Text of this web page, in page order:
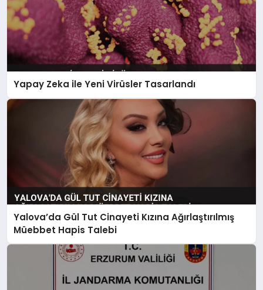
Yapay Zeka ile Yeni Virüsler Tasarlandı
Yalova’da Gül Tut Cinayeti Kızına Ağırlaştırılmış
Müebbet Hapis Talebi